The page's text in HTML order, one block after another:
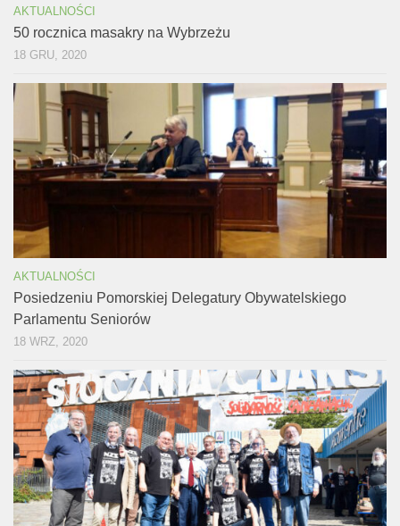
AKTUALNOŚCI
50 rocznica masakry na Wybrzeżu
18 GRU, 2020
AKTUALNOŚCI
Posiedzeniu Pomorskiej Delegatury Obywatelskiego
Parlamentu Seniorów
18 WRZ, 2020